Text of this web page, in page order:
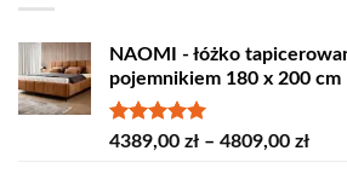
NAOMI - łóżko
pojemnikiem 180 x 200 cm
Oceniono
4389,00 zł – 4809,00 zł